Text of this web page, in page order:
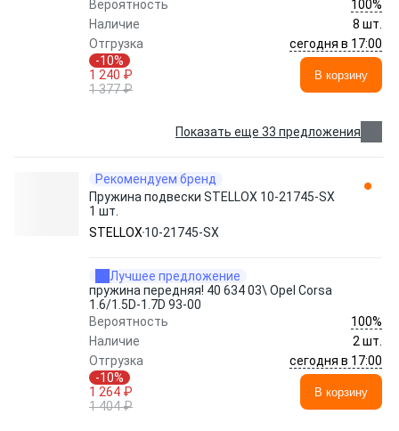
Вероятность
100%
Наличие
8 шт.
Отгрузка
сегодня в 17:00
-10%
1 240 ₽
1 377 ₽
В корзину
Показать еще 33 предложения
Рекомендуем бренд
Пружина подвески STELLOX 10-21745-SX
1 шт.
STELLOX 10-21745-SX
Лучшее предложение
пружина передняя! 40 634 03\ Opel Corsa
1.6/1.5D-1.7D 93-00
Вероятность
100%
Наличие
2 шт.
Отгрузка
сегодня в 17:00
-10%
1 264 ₽
1 404 ₽
В корзину